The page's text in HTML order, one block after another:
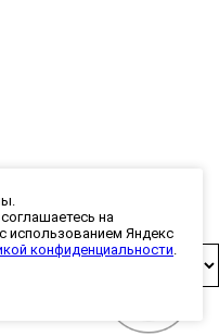
на
использованием Яндекс
конфиденциальности.